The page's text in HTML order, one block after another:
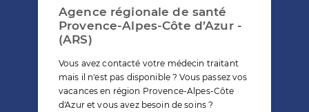
Agence régionale de santé
Provence-Alpes-Côte d’Azur -
(ARS)
Vous avez contacté votre médecin traitant
mais il n'est pas disponible ? Vous passez vos
vacances en région Provence-Alpes-Côte
d'Azur et vous avez besoin de soins ?